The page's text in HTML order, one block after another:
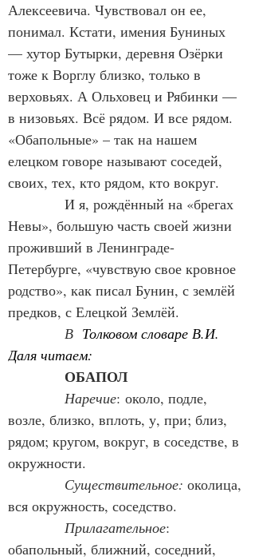
Алексеевича. Чувствовал он ее,
понимал. Кстати, имения Буниных
— хутор Бутырки, деревня Озёрки
тоже к Ворглу близко, только в
верховьях. А Ольховец и Рябинки —
в низовьях. Всё рядом. И все рядом.
«Обапольные» – так на нашем
елецком говоре называют соседей,
своих, тех, кто рядом, кто вокруг.
И я, рождённый на «брегах
Невы», большую часть своей жизни
проживший в Ленинграде-
Петербурге, «чувствую свое кровное
родство», как писал Бунин, с землёй
предков, с Елецкой Землёй.
В Толковом словаре В.И.
Даля читаем:
ОБАПОЛ
Наречие: около, подле,
возле, близко, вплоть, у, при; близ,
рядом; кругом, вокруг, в соседстве, в
окружности.
Существительное: околица,
вся окружность, соседство.
Прилагательное:
обапольный, ближний, соседний,